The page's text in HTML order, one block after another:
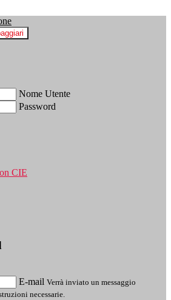
Nome Utente
Password
CIE
E-mail Verrà inviato un messaggio
necessarie.